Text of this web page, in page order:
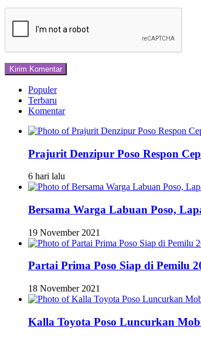
Populer
Terbaru
Komentar
Prajurit Denzipur Poso Respon
6 hari lalu
Bersama Warga Labuan Poso,
19 November 2021
Partai Prima Poso Siap di Pemilu
18 November 2021
Kalla Toyota Poso Luncurkan